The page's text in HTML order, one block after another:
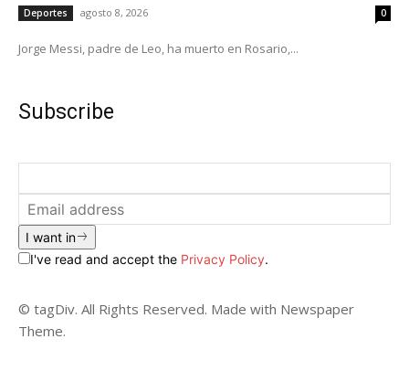
Deportes agosto 8, 2026 0
Jorge Messi, padre de Leo, ha muerto en Rosario,...
Subscribe
I want in
I've read and accept the Privacy Policy.
© tagDiv. All Rights Reserved. Made with Newspaper
Theme.